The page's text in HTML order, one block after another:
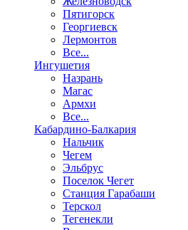
Пятигорск
Георгиевск
Лермонтов
Все...
Ингушетия
Назрань
Магас
Армхи
Все...
Кабардино-Балкария
Нальчик
Чегем
Эльбрус
Поселок Чегет
Станция Гарабаши
Терскол
Тегенекли